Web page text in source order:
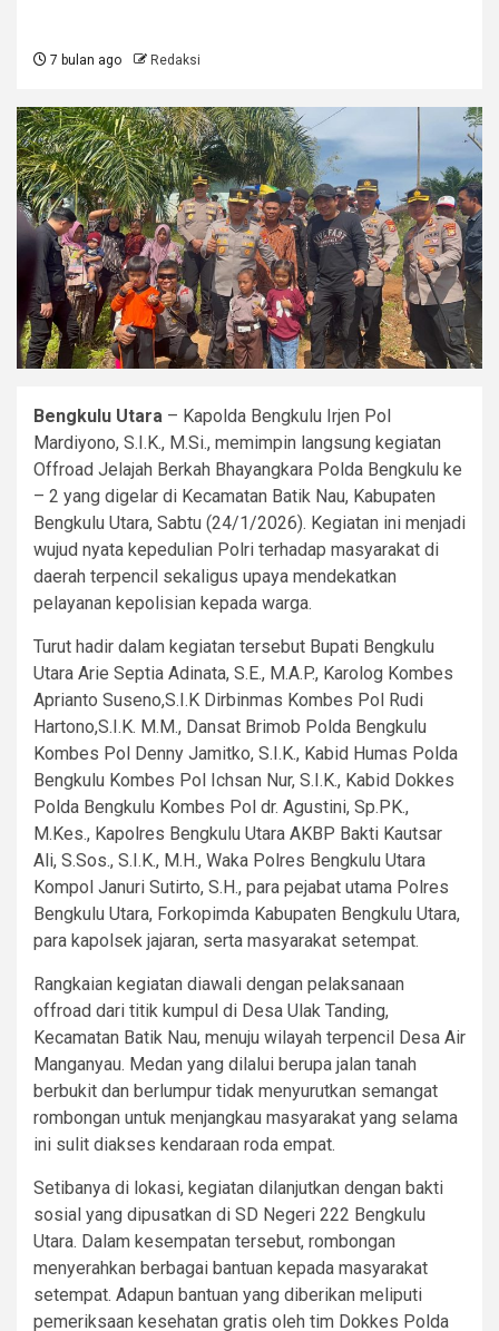
7 bulan ago Redaksi
Bengkulu Utara – Kapolda Bengkulu Irjen Pol
Mardiyono, S.I.K., M.Si., memimpin langsung kegiatan
Offroad Jelajah Berkah Bhayangkara Polda Bengkulu ke
– 2 yang digelar di Kecamatan Batik Nau, Kabupaten
Bengkulu Utara, Sabtu (24/1/2026). Kegiatan ini menjadi
wujud nyata kepedulian Polri terhadap masyarakat di
daerah terpencil sekaligus upaya mendekatkan
pelayanan kepolisian kepada warga.
Turut hadir dalam kegiatan tersebut Bupati Bengkulu
Utara Arie Septia Adinata, S.E., M.A.P., Karolog Kombes
Aprianto Suseno,S.I.K Dirbinmas Kombes Pol Rudi
Hartono,S.I.K. M.M., Dansat Brimob Polda Bengkulu
Kombes Pol Denny Jamitko, S.I.K., Kabid Humas Polda
Bengkulu Kombes Pol Ichsan Nur, S.I.K., Kabid Dokkes
Polda Bengkulu Kombes Pol dr. Agustini, Sp.PK.,
M.Kes., Kapolres Bengkulu Utara AKBP Bakti Kautsar
Ali, S.Sos., S.I.K., M.H., Waka Polres Bengkulu Utara
Kompol Januri Sutirto, S.H., para pejabat utama Polres
Bengkulu Utara, Forkopimda Kabupaten Bengkulu Utara,
para kapolsek jajaran, serta masyarakat setempat.
Rangkaian kegiatan diawali dengan pelaksanaan
offroad dari titik kumpul di Desa Ulak Tanding,
Kecamatan Batik Nau, menuju wilayah terpencil Desa Air
Manganyau. Medan yang dilalui berupa jalan tanah
berbukit dan berlumpur tidak menyurutkan semangat
rombongan untuk menjangkau masyarakat yang selama
ini sulit diakses kendaraan roda empat.
Setibanya di lokasi, kegiatan dilanjutkan dengan bakti
sosial yang dipusatkan di SD Negeri 222 Bengkulu
Utara. Dalam kesempatan tersebut, rombongan
menyerahkan berbagai bantuan kepada masyarakat
setempat. Adapun bantuan yang diberikan meliputi
pemeriksaan kesehatan gratis oleh tim Dokkes Polda